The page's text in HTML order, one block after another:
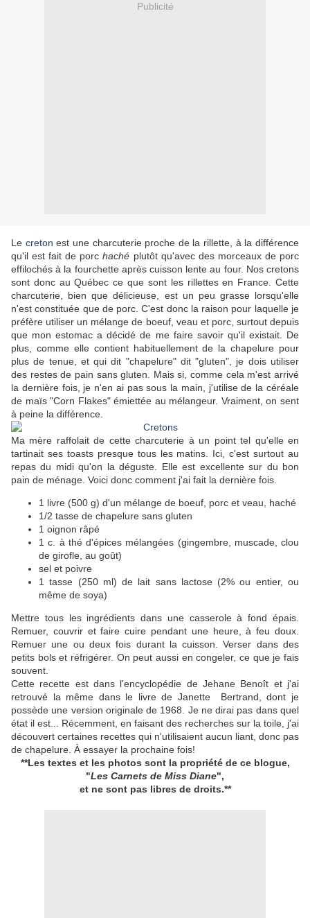
Publicité
Le creton est une charcuterie proche de la rillette, à la différence
qu'il est fait de porchaché plutôt qu'avec des morceaux de porc
effilochés à la fourchette après cuisson lente au four. Nos cretons
sont donc au Québec ce que sont les rillettes en France. Cette
charcuterie, bien que délicieuse, est un peu grasse lorsqu'elle
n'est constituée que de porc. C'est donc la raison pour laquelle je
préfère utiliser un mélange de boeuf, veau et porc, surtout depuis
que mon estomac a décidé de me faire savoir qu'il existait. De
plus, comme elle contient habituellement de la chapelure pour
plus de tenue, et qui dit "chapelure" dit "gluten", je dois utiliser
des restes de pain sans gluten. Mais si, comme cela m'est arrivé
la dernière fois, je n'en ai pas sous la main, j'utilise de la céréale
de maïs "Corn Flakes" émiettée au mélangeur. Vraiment, on sent
à peine la différence.
Ma mère raffolait de cette charcuterie à un point tel qu'elle en
tartinait ses toasts presque tous les matins. Ici, c'est surtout au
repas du midi qu'on la déguste. Elle est excellente sur du bon
pain de ménage. Voici donc comment j'ai fait la dernière fois.
1 livre (500 g) d'un mélange de boeuf, porc et veau, haché
1/2 tasse de chapelure sans gluten
1 oignon râpé
1 c. à thé d'épices mélangées (gingembre, muscade, clou
de girofle, au goût)
sel et poivre
1 tasse (250 ml) de lait sans lactose (2% ou entier, ou
même de soya)
Mettre tous les ingrédients dans une casserole à fond épais.
Remuer, couvrir et faire cuire pendant une heure, à feu doux.
Remuer une ou deux fois durant la cuisson. Verser dans des
petits bols et réfrigérer. On peut aussi en congeler, ce que je fais
souvent.
Cette recette est dans l'encyclopédie de Jehane Benoît et j'ai
retrouvé la même dans le livre de Janette Bertrand, dont je
possède une version originale de 1968. Je ne dirai pas dans quel
état il est... Récemment, en faisant des recherches sur la toile, j'ai
découvert certaines recettes qui n'utilisaient aucun liant, donc pas
de chapelure. À essayer la prochaine fois!
**Les textes et les photos sont la propriété de ce blogue,
"Les Carnets de Miss Diane",
et ne sont pas libres de droits.**